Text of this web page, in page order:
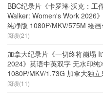
BBC纪录片《卡罗琳·沃克：工
Walker: Women's Work 2026
纯净版 1080P/MKV/575M 绘
阅读(21)
加拿大纪录片《一切终将崩塌
2024》英语中英双字 无水印纯
1080P/MKV/1.73G 加拿大独立
阅读(11)